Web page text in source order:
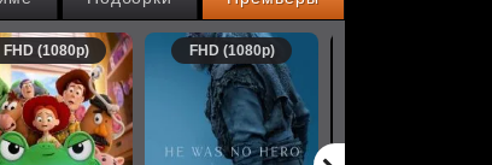
FHD (1080p) FHD (1080p)